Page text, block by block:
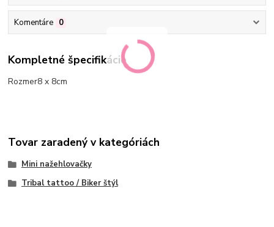
Komentáre 0
Kompletné špecifikácie
Rozmer8 x 8cm
Tovar zaradený v kategóriách
Mini nažehlovačky
Tribal tattoo / Biker štýl